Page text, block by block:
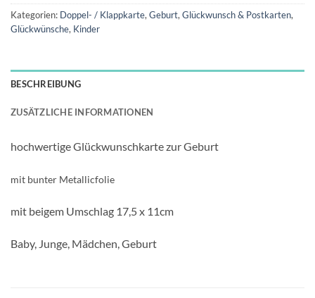
Kategorien: Doppel- / Klappkarte,Geburt,Glückwunsch & Postkarten,
Glückwünsche, Kinder
BESCHREIBUNG
ZUSÄTZLICHE INFORMATIONEN
hochwertige Glückwunschkarte zur Geburt
mit bunter Metallicfolie
mit beigem Umschlag 17,5 x 11cm
Baby, Junge, Mädchen, Geburt